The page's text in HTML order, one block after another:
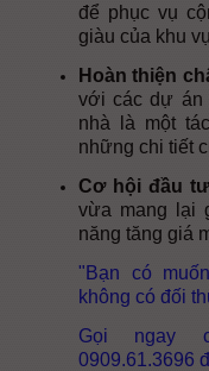
để phục vụ
giàu của khu
Hoàn thiện
với các dự án
nhà là một
những chi tiết
Cơ hội đầu
vừa mang lại
năng tăng giá
"Bạn có
không có đối
Gọi ngay
0909.61.3696